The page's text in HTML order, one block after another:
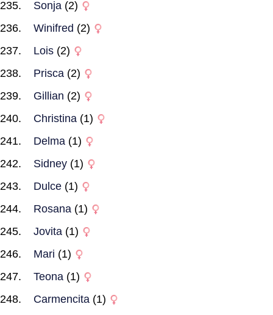
Sonja (2)
Winifred (2)
Lois (2)
Prisca (2)
Gillian (2)
Christina (1)
Delma (1)
Sidney (1)
Dulce (1)
Rosana (1)
Jovita (1)
Mari (1)
Teona (1)
Carmencita (1)